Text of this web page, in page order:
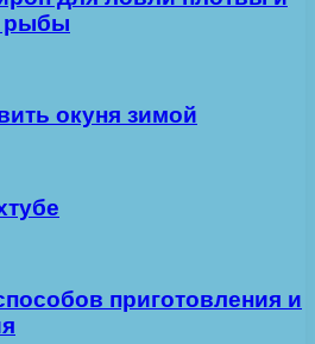
рыбы
окуня зимой
приготовления и